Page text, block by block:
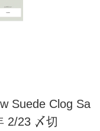
Suede Clog Sa
2/23 〆切